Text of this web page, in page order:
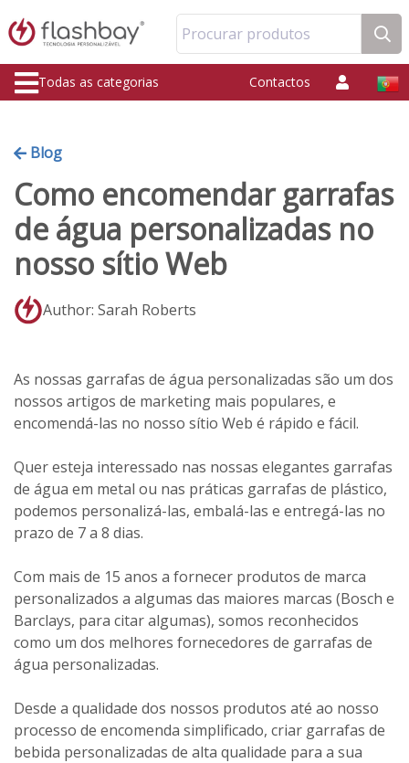
Procurar produtos
Todas as categorias Contactos
Blog
Como encomendar garrafas
de água personalizadas no
nosso sítio Web
Author: Sarah Roberts
As nossas garrafas de água personalizadas são um dos
nossos artigos de marketing mais populares, e
encomendá-las no nosso sítio Web é rápido e fácil.
Quer esteja interessado nas nossas elegantes garrafas
de água em metal ou nas práticas garrafas de plástico,
podemos personalizá-las, embalá-las e entregá-las no
prazo de 7 a 8 dias.
Com mais de 15 anos a fornecer produtos de marca
personalizados a algumas das maiores marcas (Bosch e
Barclays, para citar algumas), somos reconhecidos
como um dos melhores fornecedores de garrafas de
água personalizadas.
Desde a qualidade dos nossos produtos até ao nosso
processo de encomenda simplificado, criar garrafas de
bebida personalizadas de alta qualidade para a sua